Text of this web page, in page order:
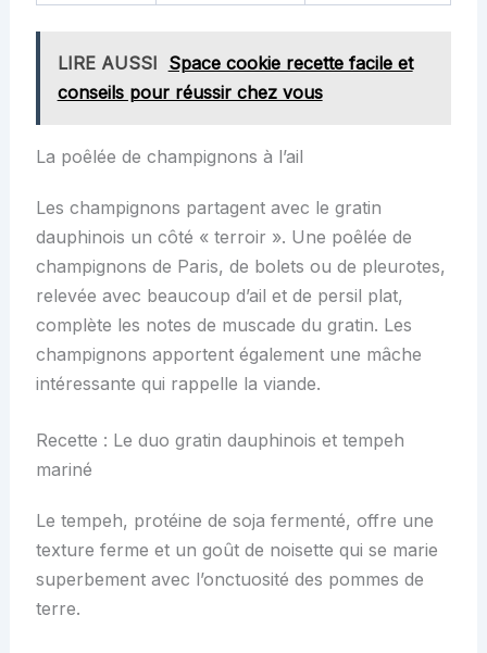
LIRE AUSSI Space cookie recette facile et
conseils pour réussir chez vous
La poêlée de champignons à l’ail
Les champignons partagent avec le gratin
dauphinois un côté « terroir ». Une poêlée de
champignons de Paris, de bolets ou de pleurotes,
relevée avec beaucoup d’ail et de persil plat,
complète les notes de muscade du gratin. Les
champignons apportent également une mâche
intéressante qui rappelle la viande.
Recette : Le duo gratin dauphinois et tempeh
mariné
Le tempeh, protéine de soja fermenté, offre une
texture ferme et un goût de noisette qui se marie
superbement avec l’onctuosité des pommes de
terre.